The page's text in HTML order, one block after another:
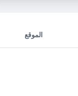
الموقع